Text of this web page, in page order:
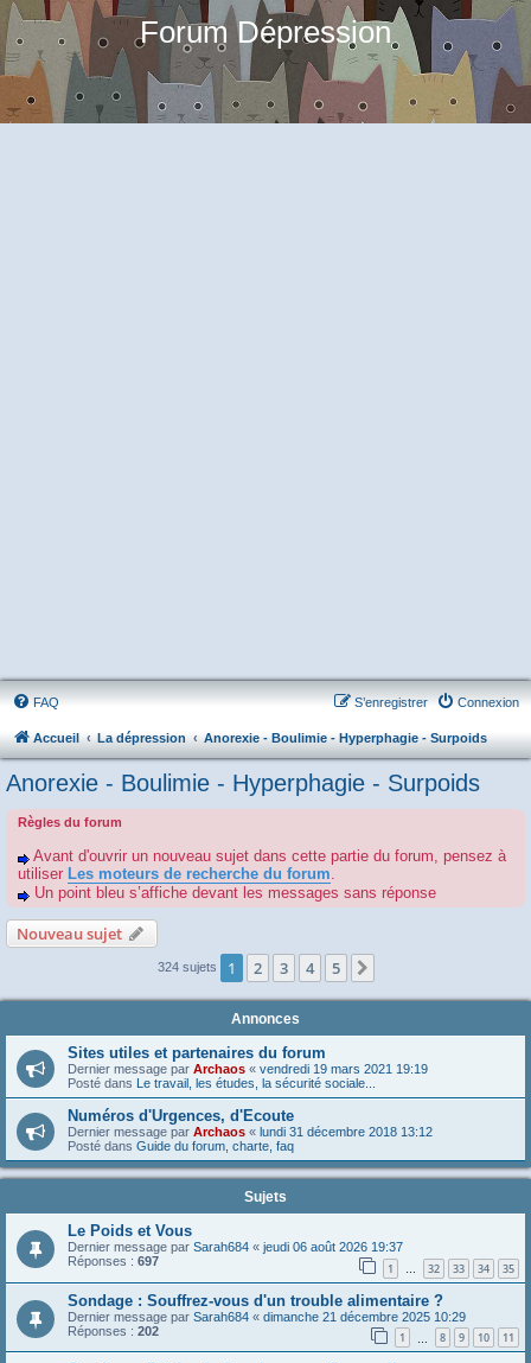
Forum Dépression
FAQ Connexion
S’enregistrer
Accueil La dépression Anorexie - Boulimie - Hyperphagie - Surpoids
Anorexie - Boulimie - Hyperphagie - Surpoids
Règles du forum
Avant d'ouvrir un nouveau sujet dans cette partie du forum, pensez à
utiliser Les moteurs de recherche du forum.
Un point bleu s’affiche devant les messages sans réponse
Nouveau sujet
324 sujets 1 2 3 4 5
Annonces
Sites utiles et partenaires du forum
Dernier message par Archaos « vendredi 19 mars 2021 19:19
Posté dans Le travail, les études, la sécurité sociale...
Numéros d'Urgences, d'Ecoute
Dernier message par Archaos « lundi 31 décembre 2018 13:12
Posté dans Guide du forum, charte, faq
Sujets
Le Poids et Vous
Dernier message par Sarah684 « jeudi 06 août 2026 19:37
Réponses : 697 1 … 32 33 34 35
Sondage : Souffrez-vous d'un trouble alimentaire ?
Dernier message par Sarah684 « dimanche 21 décembre 2025 10:29
Réponses : 202 1 8 9 10 11